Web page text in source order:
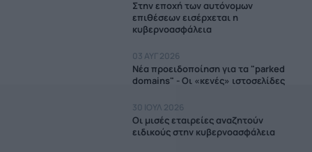
Στην εποχή των αυτόνομων
επιθέσεων εισέρχεται η
κυβερνοασφάλεια
03 ΑΥΓ 2026
Νέα προειδοποίηση για τα "parked
domains" - Οι «κενές» ιστοσελίδες
30 ΙΟΥΛ 2026
Οι μισές εταιρείες αναζητούν
ειδικούς στην κυβερνοασφάλεια